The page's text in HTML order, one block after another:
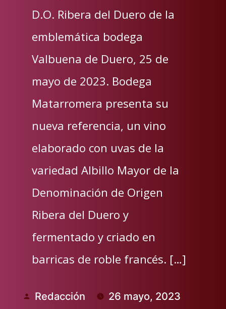
D.O. Ribera del Duero de la
emblemática bodega
Valbuena de Duero, 25 de
mayo de 2023. Bodega
Matarromera presenta su
nueva referencia, un vino
elaborado con uvas de la
variedad Albillo Mayor de la
Denominación de Origen
Ribera del Duero y
fermentado y criado en
barricas de roble francés. […]
Publicado
Redacción 26 mayo, 2023